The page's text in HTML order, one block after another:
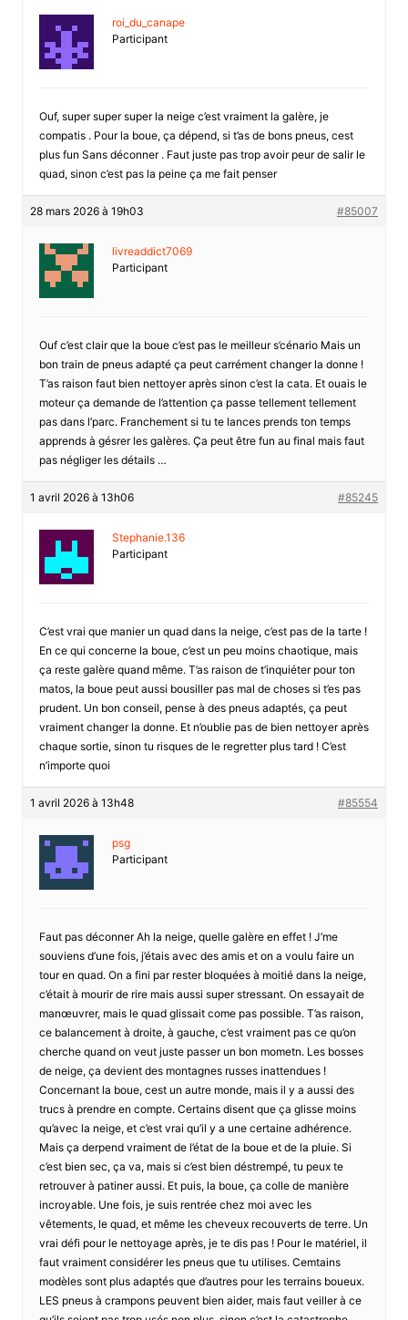
roi_du_canape
Participant
Ouf, super super super la neige c’est vraiment la galère, je
compatis . Pour la boue, ça dépend, si t’as de bons pneus, cest
plus fun Sans déconner . Faut juste pas trop avoir peur de salir le
quad, sinon c’est pas la peine ça me fait penser
28 mars 2026 à 19h03 #85007
livreaddict7069
Participant
Ouf c’est clair que la boue c’est pas le meilleur s’cénario Mais un
bon train de pneus adapté ça peut carrément changer la donne !
T’as raison faut bien nettoyer après sinon c’est la cata. Et ouais le
moteur ça demande de l’attention ça passe tellement tellement
pas dans l’parc. Franchement si tu te lances prends ton temps
apprends à gésrer les galères. Ça peut être fun au final mais faut
pas négliger les détails …
1 avril 2026 à 13h06 #85245
Stephanie.136
Participant
C’est vrai que manier un quad dans la neige, c’est pas de la tarte !
En ce qui concerne la boue, c’est un peu moins chaotique, mais
ça reste galère quand même. T’as raison de t’inquiéter pour ton
matos, la boue peut aussi bousiller pas mal de choses si t’es pas
prudent. Un bon conseil, pense à des pneus adaptés, ça peut
vraiment changer la donne. Et n’oublie pas de bien nettoyer après
chaque sortie, sinon tu risques de le regretter plus tard ! C’est
n’importe quoi
1 avril 2026 à 13h48 #85554
psg
Participant
Faut pas déconner Ah la neige, quelle galère en effet ! J’me
souviens d’une fois, j’étais avec des amis et on a voulu faire un
tour en quad. On a fini par rester bloquées à moitié dans la neige,
c’était à mourir de rire mais aussi super stressant. On essayait de
manœuvrer, mais le quad glissait come pas possible. T’as raison,
ce balancement à droite, à gauche, c’est vraiment pas ce qu’on
cherche quand on veut juste passer un bon mometn. Les bosses
de neige, ça devient des montagnes russes inattendues !
Concernant la boue, cest un autre monde, mais il y a aussi des
trucs à prendre en compte. Certains disent que ça glisse moins
qu’avec la neige, et c’est vrai qu’il y a une certaine adhérence.
Mais ça derpend vraiment de l’état de la boue et de la pluie. Si
c’est bien sec, ça va, mais si c’est bien déstrempé, tu peux te
retrouver à patiner aussi. Et puis, la boue, ça colle de manière
incroyable. Une fois, je suis rentrée chez moi avec les
vêtements, le quad, et même les cheveux recouverts de terre. Un
vrai défi pour le nettoyage après, je te dis pas ! Pour le matériel, il
faut vraiment considérer les pneus que tu utilises. Cemtains
modèles sont plus adaptés que d’autres pour les terrains boueux.
LES pneus à crampons peuvent bien aider, mais faut veiller à ce